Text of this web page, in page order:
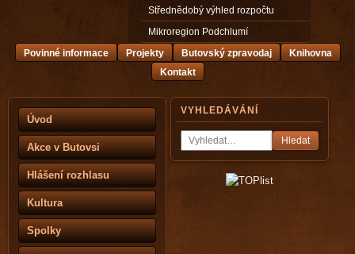
Úvod
Akce v Butovsi
Hlášení rozhlasu
Kultura
Spolky
VYHLEDÁVÁNÍ
Hledat
Střednědobý výhled rozpočtu
Mikroregion Podchlumí
Povinné informace
Projekty Butovský zpravodaj
Knihovna
Kontakt